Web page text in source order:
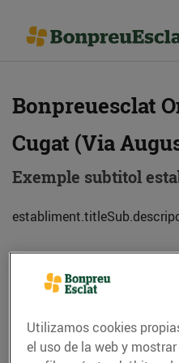
Bonpreuesclat
Cugat (Via
Exemple subtitol
Dirección
Via Augusta, 103
Utilizamos cookies
el uso de la web y